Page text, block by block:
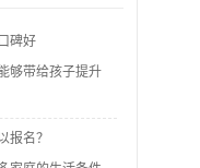
碑好
够带给孩子提升
报名？